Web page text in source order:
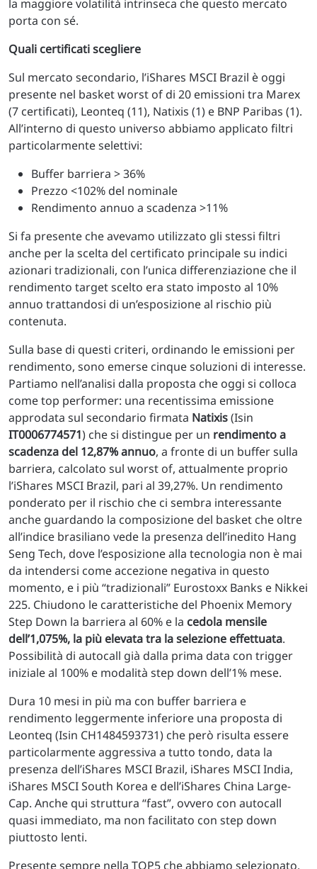
la maggiore volatilità intrinseca che questo mercato
porta con sé.
Quali certificati scegliere
Sul mercato secondario, l’iShares MSCI Brazil è oggi
presente nel basket worst of di 20 emissioni tra Marex
(7 certificati), Leonteq (11), Natixis (1) e BNP Paribas (1).
All’interno di questo universo abbiamo applicato filtri
particolarmente selettivi:
Buffer barriera > 36%
Prezzo <102% del nominale
Rendimento annuo a scadenza >11%
Si fa presente che avevamo utilizzato gli stessi filtri
anche per la scelta del certificato principale su indici
azionari tradizionali, con l’unica differenziazione che il
rendimento target scelto era stato imposto al 10%
annuo trattandosi di un’esposizione al rischio più
contenuta.
Sulla base di questi criteri, ordinando le emissioni per
rendimento, sono emerse cinque soluzioni di interesse.
Partiamo nell’analisi dalla proposta che oggi si colloca
come top performer: una recentissima emissione
approdata sul secondario firmata Natixis(Isin
IT0006774571) che si distingue per un rendimento a
scadenza del 12,87% annuo, a fronte di un buffer sulla
barriera, calcolato sul worst of, attualmente proprio
l’iShares MSCI Brazil, pari al 39,27%. Un rendimento
ponderato per il rischio che ci sembra interessante
anche guardando la composizione del basket che oltre
all’indice brasiliano vede la presenza dell’inedito Hang
Seng Tech, dove l’esposizione alla tecnologia non è mai
da intendersi come accezione negativa in questo
momento, e i più “tradizionali” Eurostoxx Banks e Nikkei
225. Chiudono le caratteristiche del Phoenix Memory
Step Down la barriera al 60% e la cedola mensile
dell’1,075%, la più elevata tra la selezione effettuata.
Possibilità di autocall già dalla prima data con trigger
iniziale al 100% e modalità step down dell’1% mese.
Dura 10 mesi in più ma con buffer barriera e
rendimento leggermente inferiore una proposta di
Leonteq (Isin CH1484593731) che però risulta essere
particolarmente aggressiva a tutto tondo, data la
presenza dell’iShares MSCI Brazil, iShares MSCI India,
iShares MSCI South Korea e dell’iShares China Large-
Cap. Anche qui struttura “fast”, ovvero con autocall
quasi immediato, ma non facilitato con step down
piuttosto lenti.
Presente sempre nella TOP5 che abbiamo selezionato,